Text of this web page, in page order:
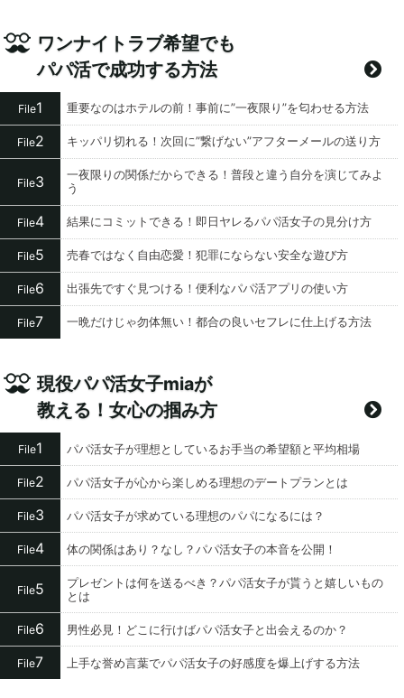
ワンナイトラブ希望でも
パパ活で成功する方法
File1 重要なのはホテルの前！事前に”一夜限り”を匂わせる方法
File2 キッパリ切れる！次回に”繋げない”アフターメールの送り方
File3
一夜限りの関係だからできる！普段と違う自分を演じてみよ
う
File4 結果にコミットできる！即日ヤレるパパ活女子の見分け方
File5 売春ではなく自由恋愛！犯罪にならない安全な遊び方
File6 出張先ですぐ見つける！便利なパパ活アプリの使い方
File7 一晩だけじゃ勿体無い！都合の良いセフレに仕上げる方法
現役パパ活女子miaが
教える！女心の掴み方
File1 パパ活女子が理想としているお手当の希望額と平均相場
File2 パパ活女子が心から楽しめる理想のデートプランとは
File3 パパ活女子が求めている理想のパパになるには？
File4 体の関係はあり？なし？パパ活女子の本音を公開！
File5
プレゼントは何を送るべき？パパ活女子が貰うと嬉しいもの
とは
File6 男性必見！どこに行けばパパ活女子と出会えるのか？
File7 上手な誉め言葉でパパ活女子の好感度を爆上げする方法